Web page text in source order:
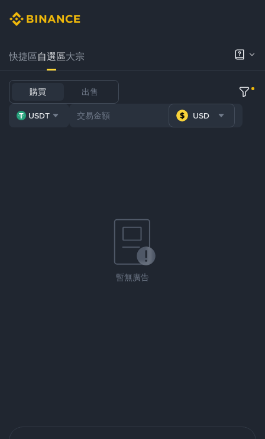
快捷區自選區大宗
購買 出售
USDT USD
暫無廣告